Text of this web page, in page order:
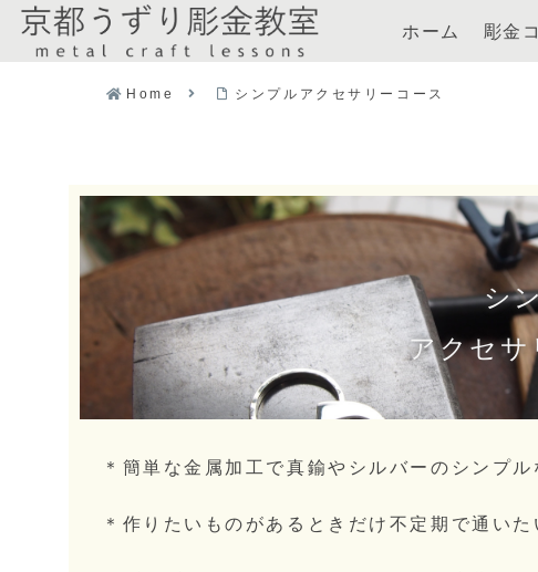
ホーム 彫金
Home シンプルアクセサリーコース
シ
アクセサ
＊簡単な金属加工で真鍮やシルバーのシンプ
＊作りたいものがあるときだけ不定期で通いた